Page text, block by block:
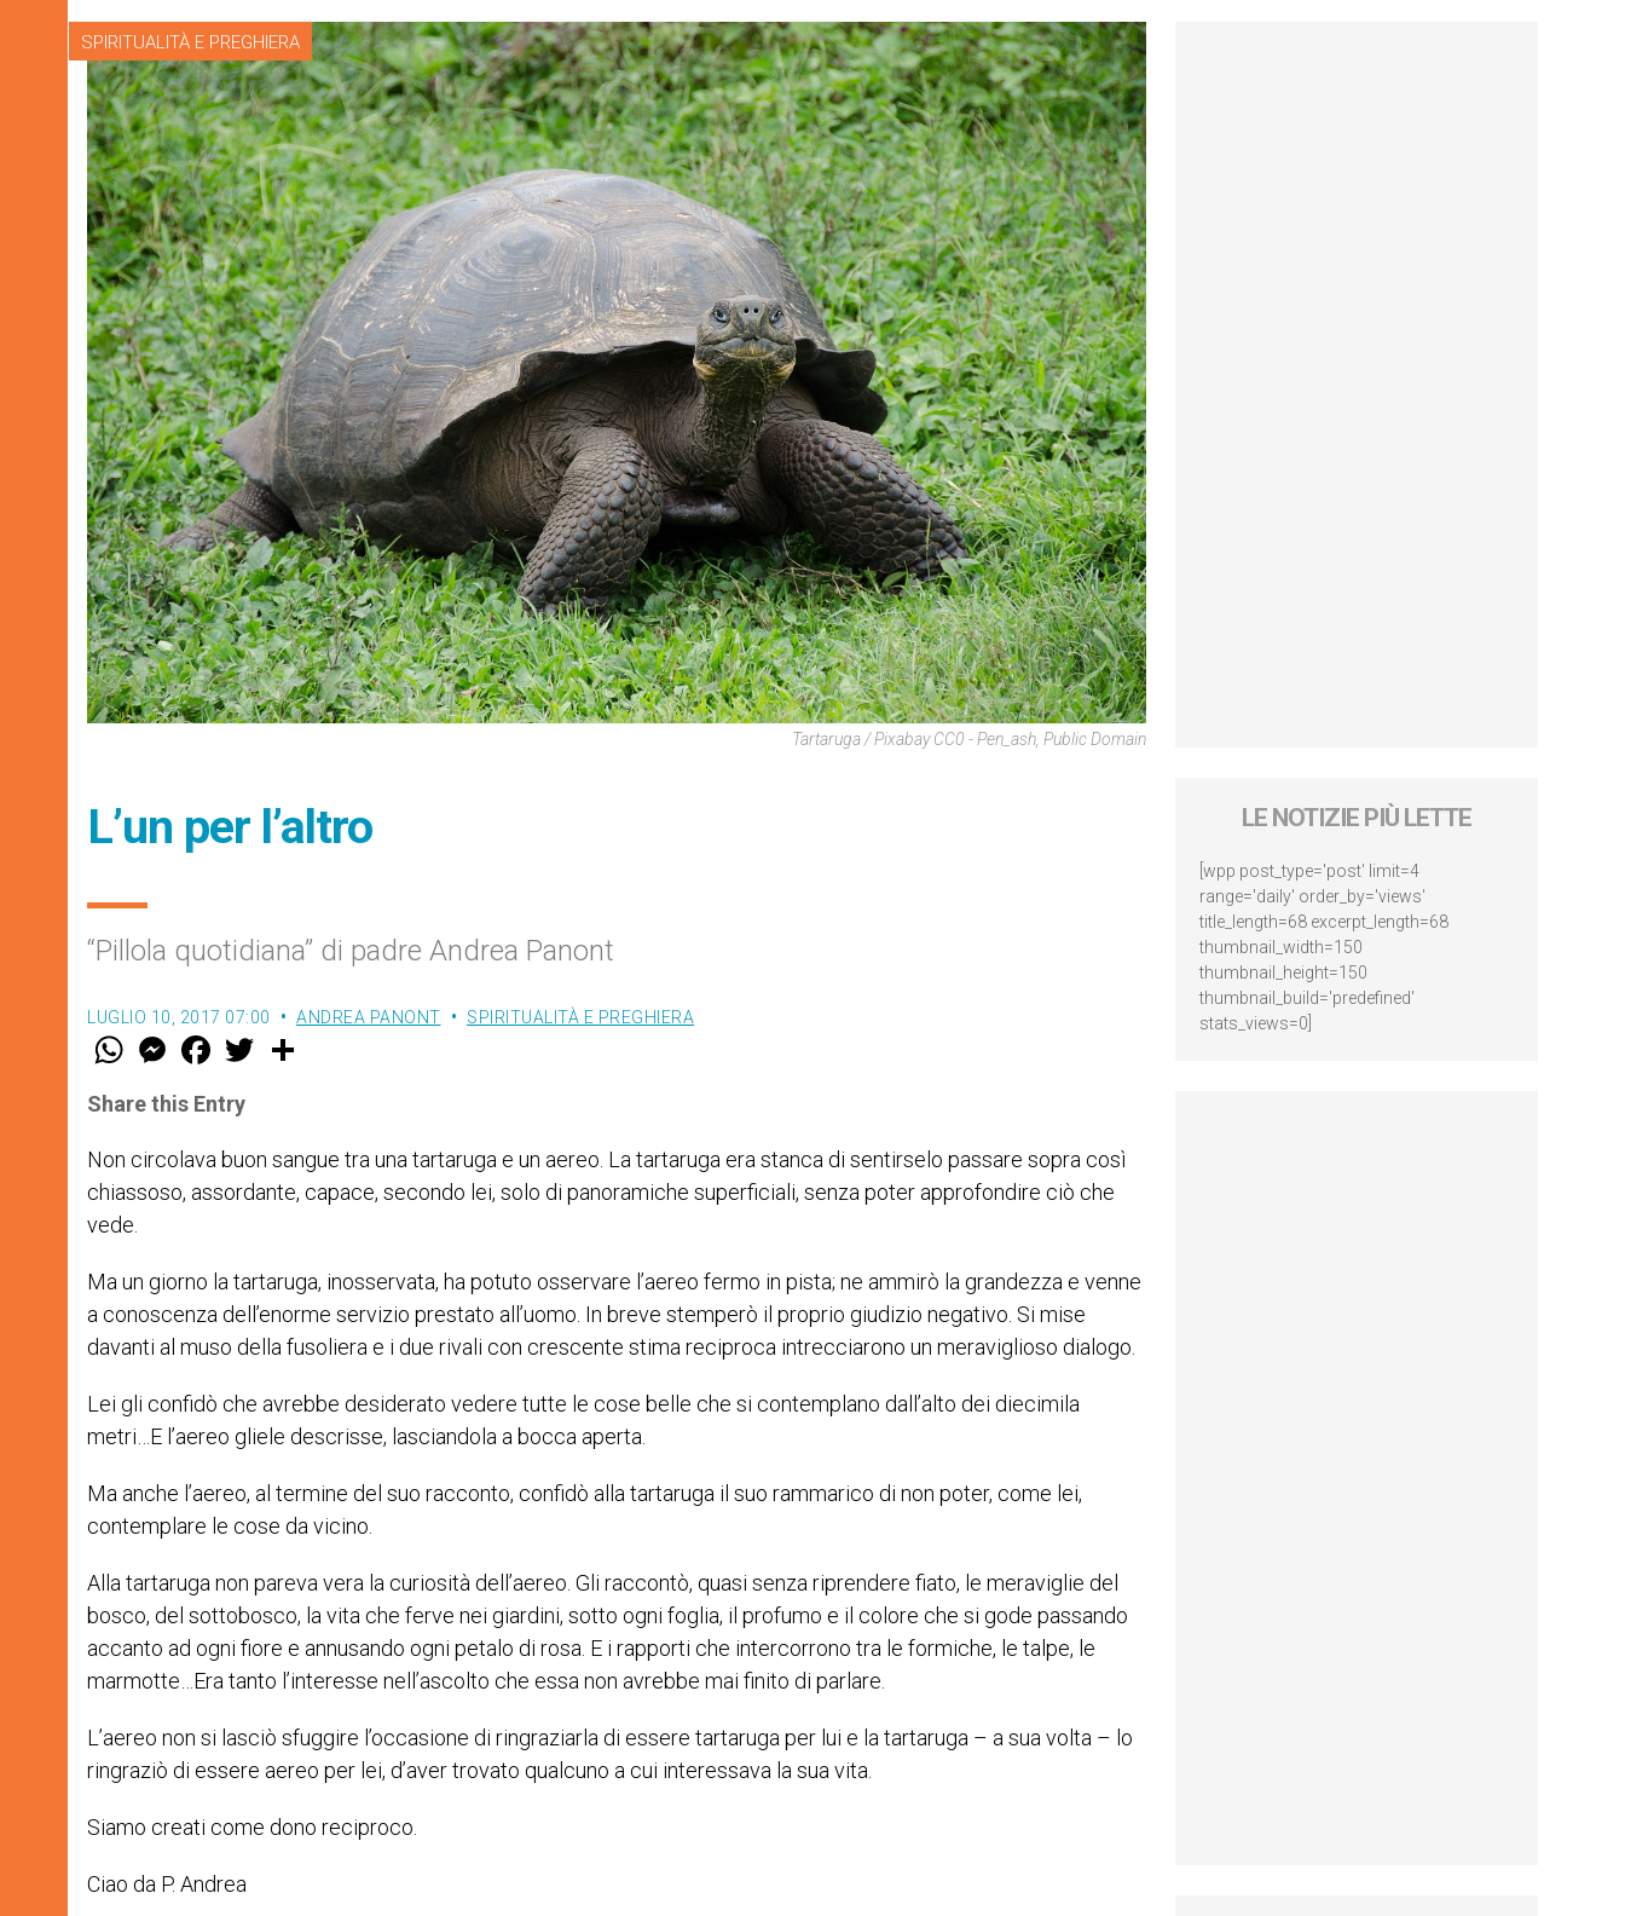
SPIRITUALITÀ E PREGHIERA
Tartaruga / Pixabay CC0 - Pen_ash, Public Domain
L’un per l’altro
“Pillola quotidiana” di padre Andrea Panont
LUGLIO 10, 2017 07:00 ANDREA PANONT SPIRITUALITÀ E PREGHIERA
W
t
s
p
p
M
e
s
e
g
e
r
F
a
e
b
o
k
w
r
Share this Entry
Non circolava buon sangue tra una tartaruga e un aereo. La tartaruga era stanca di sentirselo passare sopra così
chiassoso, assordante, capace, secondo lei, solo di panoramiche superficiali, senza poter approfondire ciò che
vede.
Ma un giorno la tartaruga, inosservata, ha potuto osservare l’aereo fermo in pista; ne ammirò la grandezza e venne
a conoscenza dell’enorme servizio prestato all’uomo. In breve stemperò il proprio giudizio negativo. Si mise
davanti al muso della fusoliera e i due rivali con crescente stima reciproca intrecciarono un meraviglioso dialogo.
Lei gli confidò che avrebbe desiderato vedere tutte le cose belle che si contemplano dall’alto dei diecimila
metri…E l’aereo gliele descrisse, lasciandola a bocca aperta.
Ma anche l’aereo, al termine del suo racconto, confidò alla tartaruga il suo rammarico di non poter, come lei,
contemplare le cose da vicino.
Alla tartaruga non pareva vera la curiosità dell’aereo. Gli raccontò, quasi senza riprendere fiato, le meraviglie del
bosco, del sottobosco, la vita che ferve nei giardini, sotto ogni foglia, il profumo e il colore che si gode passando
accanto ad ogni fiore e annusando ogni petalo di rosa. E i rapporti che intercorrono tra le formiche, le talpe, le
marmotte…Era tanto l’interesse nell’ascolto che essa non avrebbe mai finito di parlare.
L’aereo non si lasciò sfuggire l’occasione di ringraziarla di essere tartaruga per lui e la tartaruga – a sua volta – lo
ringraziò di essere aereo per lei, d’aver trovato qualcuno a cui interessava la sua vita.
Siamo creati come dono reciproco.
Ciao da P. Andrea
LE NOTIZIE PIÙ LETTE
[wpp post_type='post' limit=4
range='daily' order_by='views'
title_length=68 excerpt_length=68
thumbnail_width=150
thumbnail_height=150
thumbnail_build='predefined'
stats_views=0]